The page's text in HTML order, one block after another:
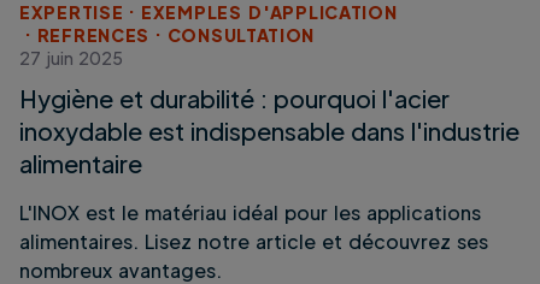
EXPERTISE
EXEMPLES D'APPLICATION
REFRENCES
CONSULTATION
27 juin 2025
Hygiène et durabilité : pourquoi l'acier
inoxydable est indispensable dans l'industrie
alimentaire
L'INOX est le matériau idéal pour les applications
alimentaires. Lisez notre article et découvrez ses
nombreux avantages.